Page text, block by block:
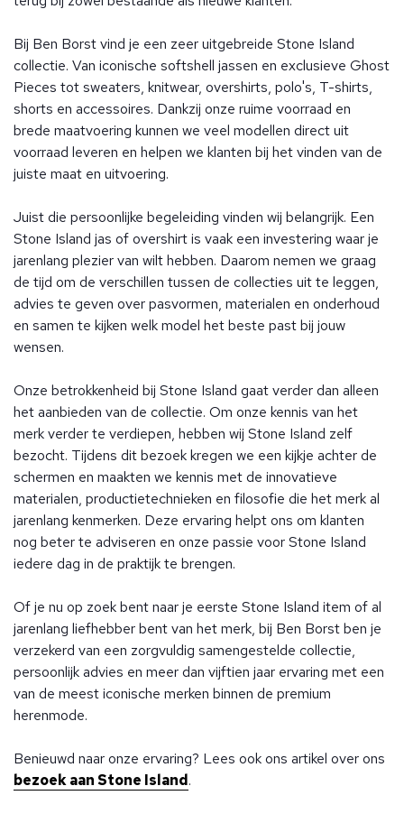
Bij Ben Borst vind je een zeer uitgebreide Stone Island
collectie. Van iconische softshell jassen en exclusieve Ghost
Pieces tot sweaters, knitwear, overshirts, polo's, T-shirts,
shorts en accessoires. Dankzij onze ruime voorraad en
brede maatvoering kunnen we veel modellen direct uit
voorraad leveren en helpen we klanten bij het vinden van de
juiste maat en uitvoering.
Juist die persoonlijke begeleiding vinden wij belangrijk. Een
Stone Island jas of overshirt is vaak een investering waar je
jarenlang plezier van wilt hebben. Daarom nemen we graag
de tijd om de verschillen tussen de collecties uit te leggen,
advies te geven over pasvormen, materialen en onderhoud
en samen te kijken welk model het beste past bij jouw
wensen.
Onze betrokkenheid bij Stone Island gaat verder dan alleen
het aanbieden van de collectie. Om onze kennis van het
merk verder te verdiepen, hebben wij Stone Island zelf
bezocht. Tijdens dit bezoek kregen we een kijkje achter de
schermen en maakten we kennis met de innovatieve
materialen, productietechnieken en filosofie die het merk al
jarenlang kenmerken. Deze ervaring helpt ons om klanten
nog beter te adviseren en onze passie voor Stone Island
iedere dag in de praktijk te brengen.
Of je nu op zoek bent naar je eerste Stone Island item of al
jarenlang liefhebber bent van het merk, bij Ben Borst ben je
verzekerd van een zorgvuldig samengestelde collectie,
persoonlijk advies en meer dan vijftien jaar ervaring met een
van de meest iconische merken binnen de premium
herenmode.
Benieuwd naar onze ervaring? Lees ook ons artikel over ons
bezoek aan Stone Island.